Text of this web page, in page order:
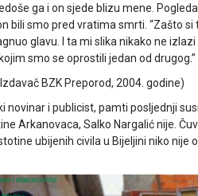
ga i on sjede blizu mene.
bili smo pred vratima smrti. “Zašto
glavu. I ta mi slika nikako ne
smo se oprostili jedan od drugog.”
BZK Preporod, 2004. godine)
novinar i publicist, pamti posljednji
Arkanovaca, Salko Nargalić nije.
ubijenih civila u Bijeljini niko nije